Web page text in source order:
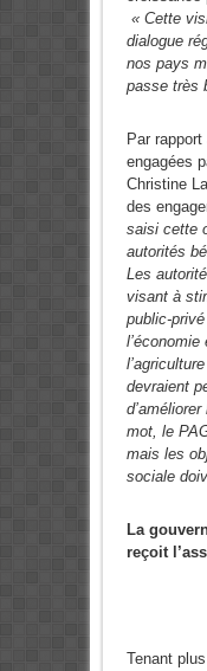
« Cette
dialogue
nos pays
passe très
Par
engagées
Christine
des
saisi cette
autorités
Les
visant à
public-
l’économie
devraient
mot, le
mais les
sociale
La
reçoit
Tenant